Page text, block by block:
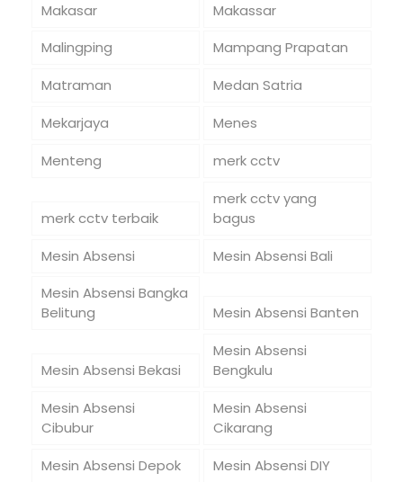
Makasar
Makassar
Malingping
Mampang Prapatan
Matraman
Medan Satria
Mekarjaya
Menes
Menteng
merk cctv
merk cctv terbaik
merk cctv yang
bagus
Mesin Absensi
Mesin Absensi Bali
Mesin Absensi Bangka
Belitung
Mesin Absensi Banten
Mesin Absensi Bekasi
Mesin Absensi
Bengkulu
Mesin Absensi
Cibubur
Mesin Absensi
Cikarang
Mesin Absensi Depok
Mesin Absensi DIY